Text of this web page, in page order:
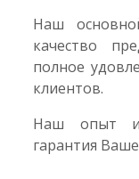
Наш
качество
полное
клиентов.
Наш опыт и
гарантия